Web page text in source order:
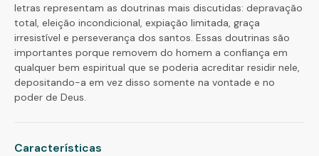
letras representam as doutrinas mais discutidas: depravação
total, eleição incondicional, expiação limitada, graça
irresistível e perseverança dos santos. Essas doutrinas são
importantes porque removem do homem a confiança em
qualquer bem espiritual que se poderia acreditar residir nele,
depositando-a em vez disso somente na vontade e no
poder de Deus.
Características